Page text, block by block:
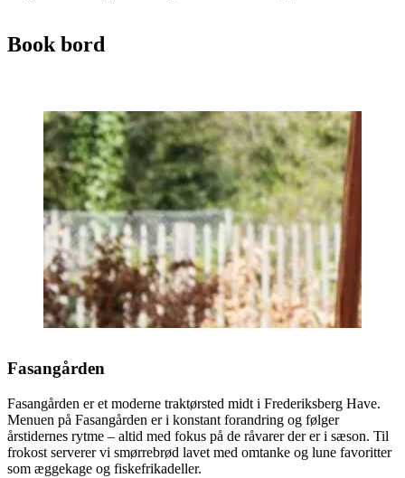
Book bord
Fasangården
Fasangården er et moderne traktørsted midt i Frederiksberg Have.
Menuen på Fasangården er i konstant forandring og følger
årstidernes rytme – altid med fokus på de råvarer der er i sæson. Til
frokost serverer vi smørrebrød lavet med omtanke og lune favoritter
som æggekage og fiskefrikadeller.